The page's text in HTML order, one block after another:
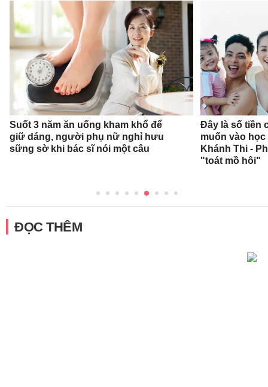
Suốt 3 năm ăn uống kham khổ để
giữ dáng, người phụ nữ nghỉ hưu
sững sờ khi bác sĩ nói một câu
Đây là số tiền
muốn vào
Khánh Thi -
"toát mồ hôi"
ĐỌC THÊM